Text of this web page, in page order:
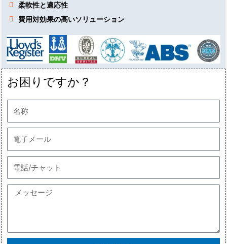
柔軟性と適応性
費用対効果の高いソリューション
お困りですか？